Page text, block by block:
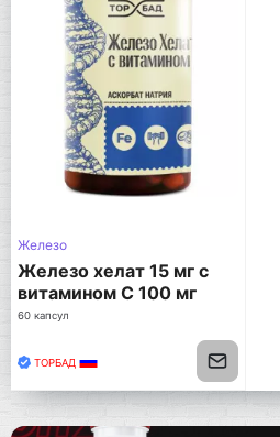
Железо
Железо хелат 15 мг с
витамином C 100 мг
60 капсул
ТОРБАД